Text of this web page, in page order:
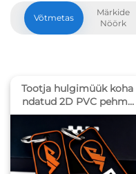
Võtmetas
Märkide
Nöörk
Tootja hulgimüük koha
ndatud 2D PVC pehme
võtmerihm kohandatud
minimaalse stiiliga ette
võtte logo Pvc võtmeri
hm reklaamisoodustuse
d